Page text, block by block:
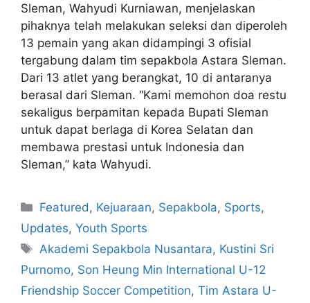
Sleman, Wahyudi Kurniawan, menjelaskan
pihaknya telah melakukan seleksi dan diperoleh
13 pemain yang akan didampingi 3 ofisial
tergabung dalam tim sepakbola Astara Sleman.
Dari 13 atlet yang berangkat, 10 di antaranya
berasal dari Sleman. “Kami memohon doa restu
sekaligus berpamitan kepada Bupati Sleman
untuk dapat berlaga di Korea Selatan dan
membawa prestasi untuk Indonesia dan
Sleman,” kata Wahyudi.
Featured , Kejuaraan, Sepakbola, Sports,
Updates, Youth Sports
Akademi Sepakbola Nusantara, Kustini Sri
Purnomo, Son Heung Min International U-12
Friendship Soccer Competition, Tim Astara U-